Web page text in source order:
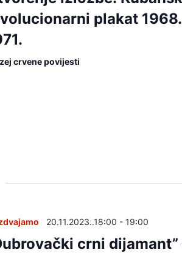
plakat
crvene povijesti
20.11.2023..18:00 - 19:00
crni dijamant”